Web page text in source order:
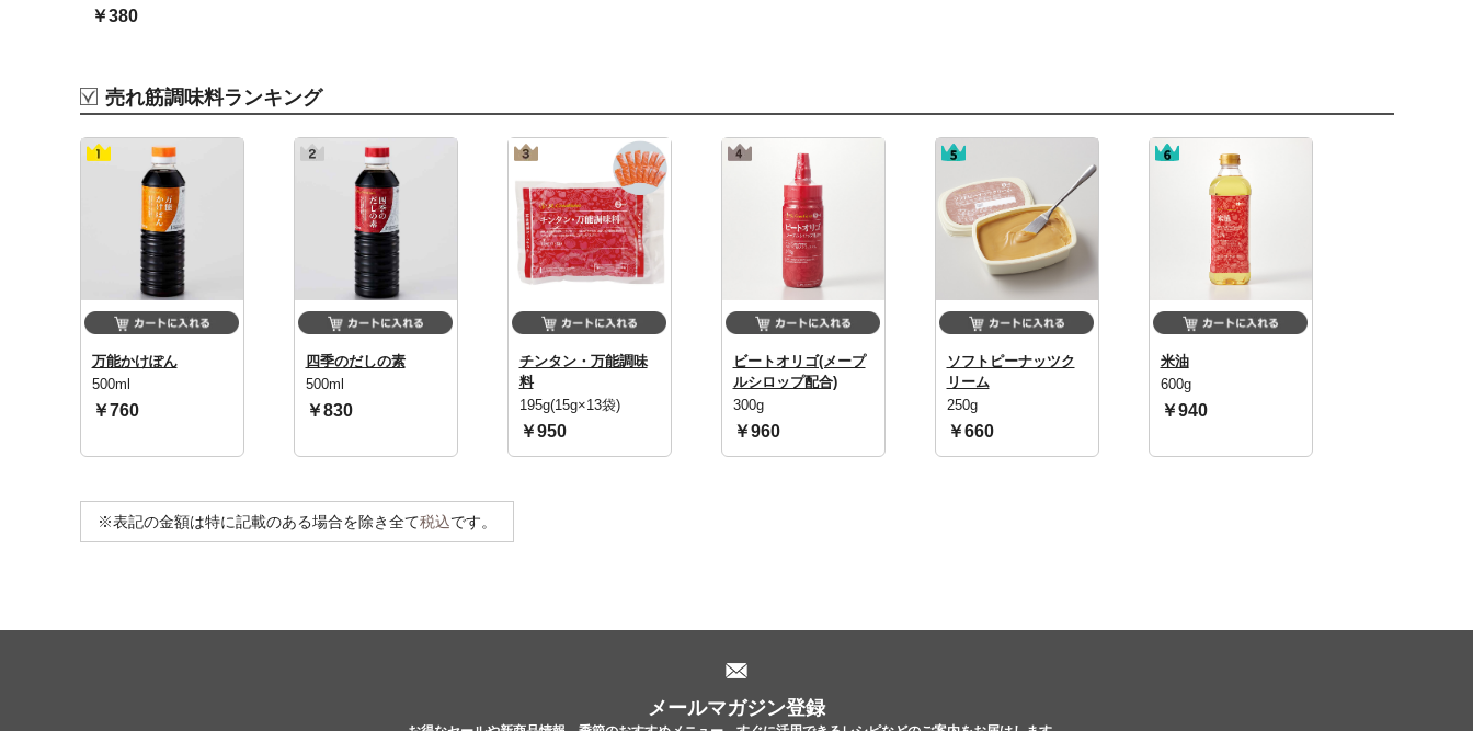
投稿日：2025/12/04 投稿者：SL Creations
鶏ときのこのテリーヌ ポルチーニの香り
「カンナ先生お料理レシピ」（ＳＬＣ倶楽部２０２５年１２月）
投稿日：2025/10/15 投稿者：SL Creations
スペアリブのブレゼ ほうじ茶のニュアンス
「カンナ先生お料理レシピ」（ＳＬＣ倶楽部２０２５年１２月）
￥380
売れ筋調味料ランキング
万能かけぽん
500ml
￥760
四季のだしの素
500ml
￥830
チンタン・万能調味
料
195g(15g×13袋)
￥950
ビートオリゴ(メープ
ルシロップ配合)
300g
￥960
ソフトピーナッツク
リーム
250g
￥660
米油
600g
￥940
※表記の金額は特に記載のある場合を除き全て税込です。
メールマガジン登録